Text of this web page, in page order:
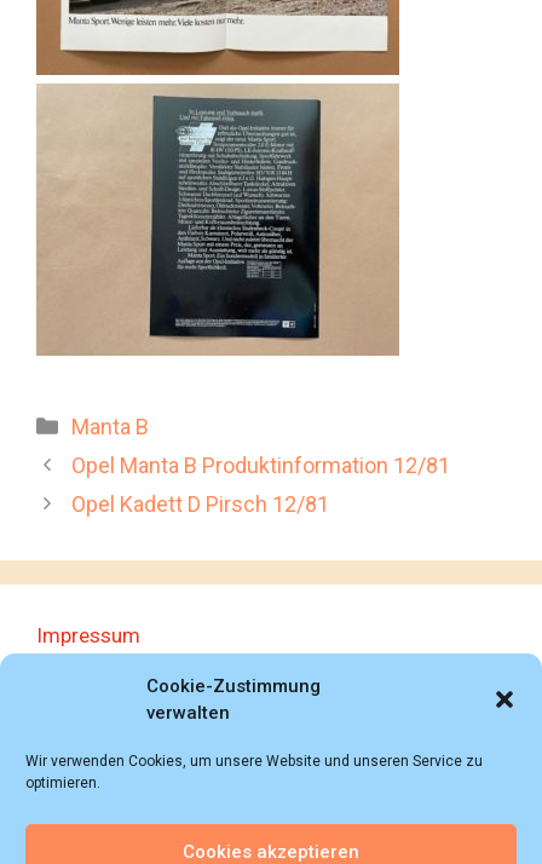
Cookie-Zustimmung
verwalten
Wir verwenden Cookies, um unsere Website und unseren Service zu
optimieren.
Cookies akzeptieren
Kategorien
Manta B
Opel Manta B Produktinformation 12/81
Opel Kadett D Pirsch 12/81
Impressum
Datenschutzerklärung